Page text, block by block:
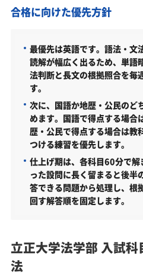
受験勉強を始めるのが遅
格できる？
のポイント
不登校・高卒認定者・通
受験も対応可能
浪人生、社会人の方の立
受験対策も実施
立正大学の他の学部
合格に向けた優先方針
最優先は英語です。語法・文
読解が幅広く出るため、単語
法判断と長文の根拠照合を毎
す。
次に、国語か地歴・公民のど
めます。国語で得点する場合
歴・公民で得点する場合は教
つける練習を優先します。
仕上げ期は、各科目60分で
った設問に長く留まると後半
答できる問題から処理し、根
回す解答順を固定します。
立正大学法学部 入試
法